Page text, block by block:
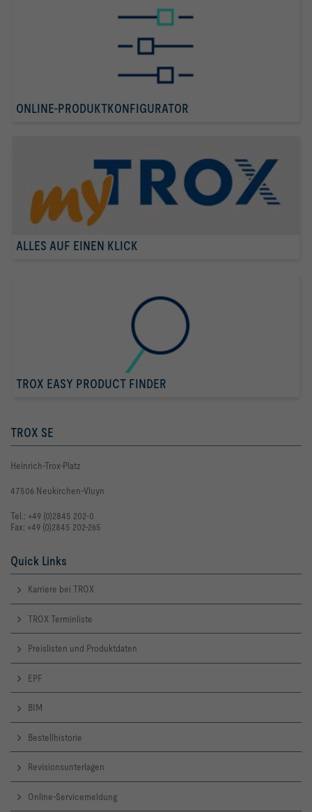
ONLINE-PRODUKTKONFIGURATOR
ALLES AUF EINEN KLICK
TROX EASY PRODUCT FINDER
TROX SE
Heinrich-Trox-Platz
47506 Neukirchen-Vluyn
Tel.: +49 (0)2845 202-0
Fax: +49 (0)2845 202-265
Quick Links
Karriere bei TROX
TROX Terminliste
Preislisten und Produktdaten
EPF
BIM
Bestellhistorie
Revisionsunterlagen
Online-Servicemeldung